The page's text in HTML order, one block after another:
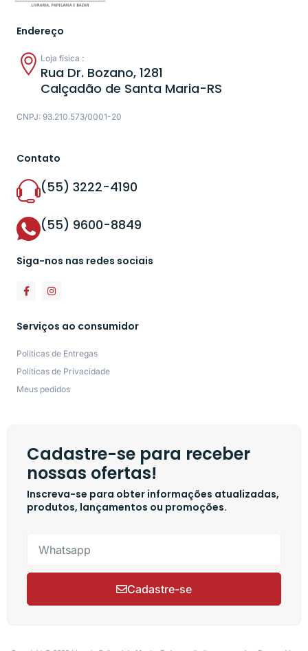
Endereço
Loja física :
Rua Dr. Bozano, 1281
Calçadão de Santa Maria-RS
CNPJ: 93.210.573/0001-20
Contato
(55) 3222-4190
(55) 9600-8849
Siga-nos nas redes sociais
Serviços ao consumidor
Políticas de Entregas
Políticas de Privacidade
Meus pedidos
Cadastre-se para receber
nossas ofertas!
Inscreva-se para obter informações atualizadas,
produtos, lançamentos ou promoções.
Cadastre-se